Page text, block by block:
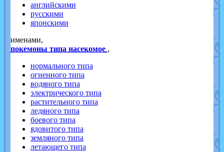
английскими
русскими
японскими
именами,
покемоны типа насекомое ,
нормального типа
огненного типа
водяного типа
электрического типа
растительного типа
ледяного типа
боевого типа
ядовитого типа
земляного типа
летающего типа